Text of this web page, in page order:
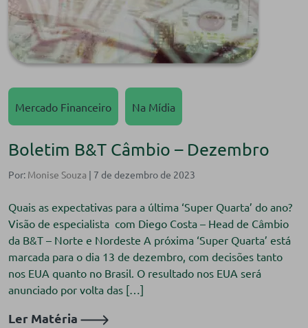
Mercado Financeiro Na Mídia
Boletim B&T Câmbio – Dezembro
Por: Monise Souza | 7 de dezembro de 2023
Quais as expectativas para a última ‘Super Quarta’ do ano?
Visão de especialista com Diego Costa – Head de Câmbio
da B&T – Norte e Nordeste A próxima ‘Super Quarta’ está
marcada para o dia 13 de dezembro, com decisões tanto
nos EUA quanto no Brasil. O resultado nos EUA será
anunciado por volta das […]
Ler Matéria